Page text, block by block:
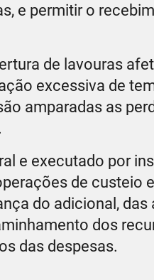
e permitir o
de lavouras
excessiva de
amparadas as
e executado por
de custeio
do adicional,
dos
das despesas.